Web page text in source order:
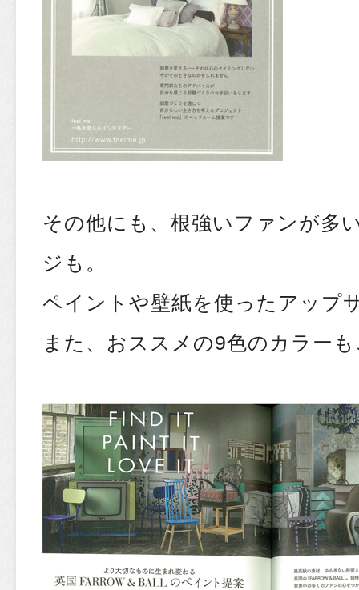
その他にも、根強いファンが多
ジも。
ペイントや壁紙を使ったアップ
また、おススメの9色のカラー